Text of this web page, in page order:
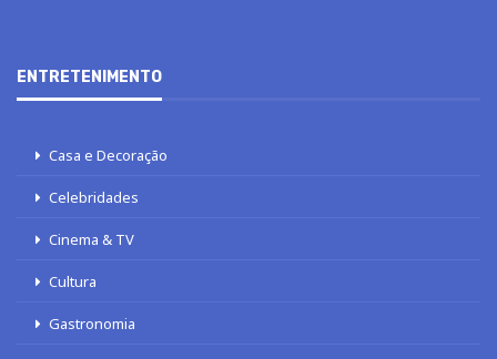
ENTRETENIMENTO
Casa e Decoração
Celebridades
Cinema & TV
Cultura
Gastronomia